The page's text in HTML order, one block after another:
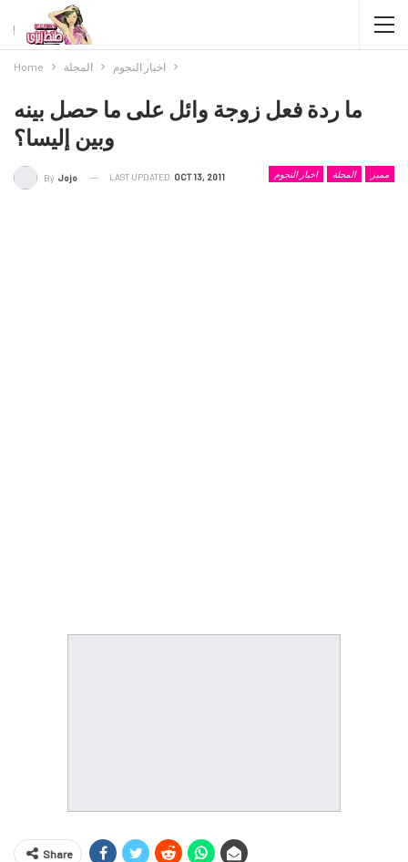
Home المجلة اخبار النجوم
ما ردة فعل زوجة وائل على ما حصل بينه
وبين إليسا؟
اخبار النجوم المجلة مميز By Jojo LAST UPDATED OCT 13, 2011
Share